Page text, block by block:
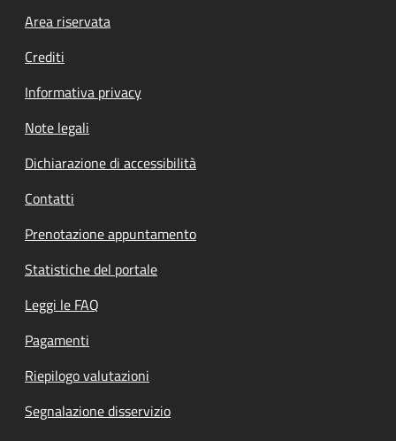
Footer menu
Area riservata
Crediti
Informativa privacy
Note legali
Dichiarazione di accessibilità
Contatti
Prenotazione appuntamento
Statistiche del portale
Leggi le FAQ
Pagamenti
Riepilogo valutazioni
Segnalazione disservizio